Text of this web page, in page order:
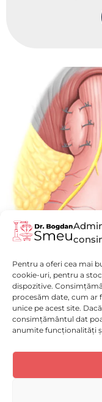
Pentru a oferi cea mai
cookie-uri, pentru a
dispozitive.
procesăm date, cum ar
unice pe acest site.
consimțământul dat
anumite funcționalități
Cum ți-ai evalua
o